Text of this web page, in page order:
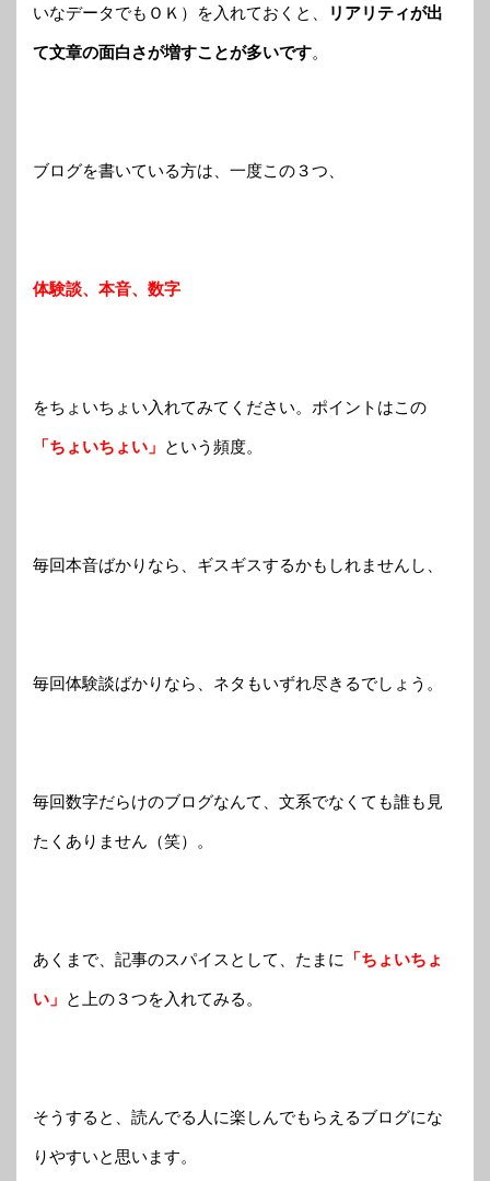
いなデータでもＯＫ）を入れておくと、 リアリティが出
て文章の面白さが増すことが多いです。
ブログを書いている方は、一度この３つ、
体験談、本音、数字
をちょいちょい入れてみてください。ポイントはこの
「ちょいちょい」 という頻度。
毎回本音ばかりなら、ギスギスするかもしれませんし、
毎回体験談ばかりなら、ネタもいずれ尽きるでしょう。
毎回数字だらけのブログなんて、文系でなくても誰も見
たくありません（笑）。
あくまで、記事のスパイスとして、たまに 「ちょいちょ
い」 と上の３つを入れてみる。
そうすると、読んでる人に楽しんでもらえるブログにな
りやすいと思います。